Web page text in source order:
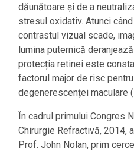
dăunătoare și de a
stresul oxidativ. Atunci
contrastul vizual scade,
lumina puternică
protecția retinei este
factorul major de risc
degenerescenței maculare
În cadrul primului Congres
Chirurgie Refractivă, 2014,
Prof. John Nolan, prim